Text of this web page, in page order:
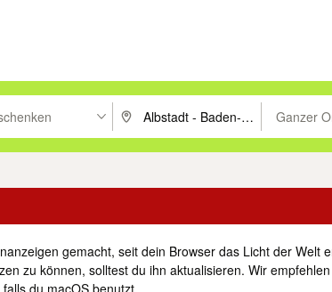
suchen, oder Vorschläge mit den Pfeiltasten nach
PLZ oder Ort eingeben. Ganzer
Suche im
gemacht, seit dein Browser das Licht der Welt
zu können, solltest du ihn aktualisieren. Wir
falls du macOS benutzt.